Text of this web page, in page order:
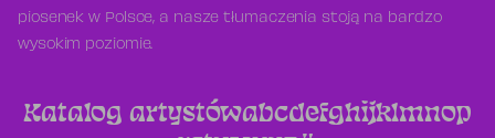
piosenek w Polsce, a nasze tłumaczenia stoją na bardzo
wysokim poziomie.
Katalog artystówabcdefghijklmnop